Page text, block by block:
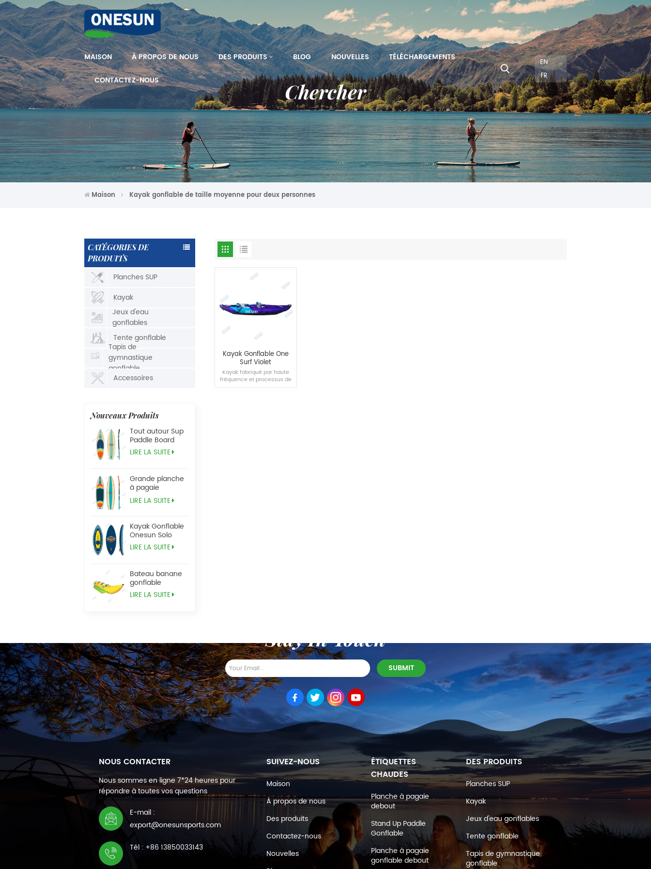
MAISON À PROPOS DE NOUS DES PRODUITS BLOG NOUVELLES TÉLÉCHARGEMENTS
CONTACTEZ-NOUS
EN
FR
Chercher
Maison Kayak gonflable de taille moyenne pour deux personnes
CATÉGORIES DE
PRODUITS
Planches SUP
Kayak
Jeux d'eau
gonflables
Tente gonflable
Tapis de
gymnastique
gonflable
Accessoires
Nouveaux Produits
Tout autour Sup
Paddle Board
LIRE LA SUITE
Grande planche
à pagaie
Tandem Sup
LIRE LA SUITE
Kayak Gonflable
Onesun Solo
LIRE LA SUITE
Bateau banane
gonflable
LIRE LA SUITE
Kayak Gonflable One
Surf Violet
Kayak fabriqué par haute
fréquence et processus de
couture.
Stay In Touch
NOUS CONTACTER
Nous sommes en ligne 7*24 heures pour
répondre à toutes vos questions
E-mail :
export@onesunsports.com
Tél : +86 13850033143
SUIVEZ-NOUS
Maison
À propos de nous
Des produits
Contactez-nous
Nouvelles
ÉTIQUETTES
CHAUDES
Planche à pagaie
debout
Stand Up Paddle
Gonflable
Planche à pagaie
gonflable debout
DES PRODUITS
Planches SUP
Kayak
Jeux d'eau gonflables
Tente gonflable
Tapis de gymnastique
gonflable